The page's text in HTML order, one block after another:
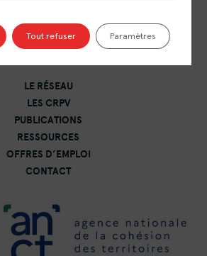
15 rue Catulienne
93200 Saint-Denis
LE RÉSEAU
LES CRPV
PUBLICATIONS
RESSOURCES
OFFRES D’EMPLOI
CONTACT
Tout refuser Paramètres